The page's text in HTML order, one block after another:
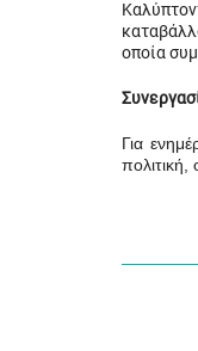
οποία
Για